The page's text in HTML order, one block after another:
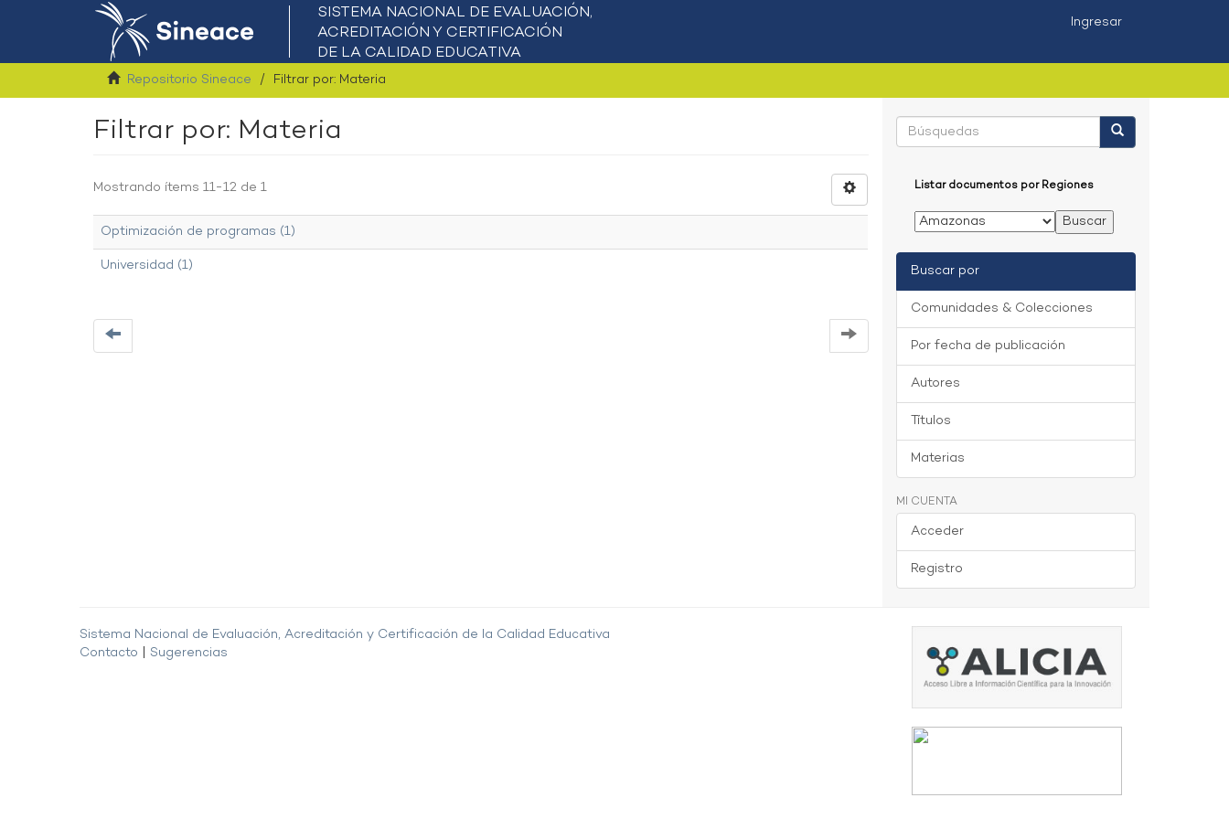
Ingresar
Repositorio Sineace Filtrar por: Materia
Filtrar por: Materia
Mostrando ítems 11-12 de 1
Optimización de programas (1)
Universidad (1)
Listar documentos por Regiones
Buscar por
Comunidades & Colecciones
Por fecha de publicación
Autores
Títulos
Materias
MI CUENTA
Acceder
Registro
Sistema Nacional de Evaluación, Acreditación y Certificación de la Calidad Educativa
Contacto
Sugerencias